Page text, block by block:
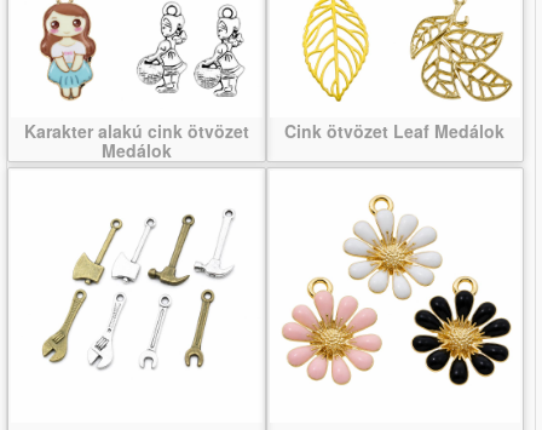
Karakter alakú cink ötvözet
Medálok
Cink ötvözet Leaf Medálok